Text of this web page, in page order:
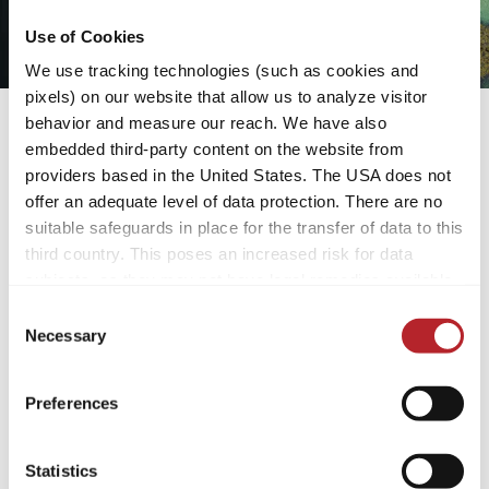
Use of Cookies
We use tracking technologies (such as cookies and
pixels) on our website that allow us to analyze visitor
behavior and measure our reach. We have also
embedded third-party content on the website from
providers based in the United States. The USA does not
offer an adequate level of data protection. There are no
suitable safeguards in place for the transfer of data to this
third country. This poses an increased risk for data
purposes and combine it with other data. For more
By accepting or selecting individual cookies/services in
data for the purposes mentioned. Consent is voluntary,
Selection
Necessary
Preferences
Statistics
Warum Slow Travel mit
dem Campingfahrzeug so
gut tut
regionale Küche und entdecken Orte
wann Sie rasten.